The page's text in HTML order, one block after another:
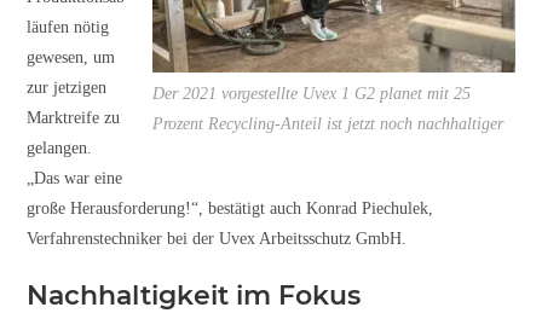
Der 2021 vorgestellte Uvex 1 G2 planet mit 25
Prozent Recycling-Anteil ist jetzt noch nachhaltiger
läufen nötig
gewesen, um
zur jetzigen
Marktreife zu
gelangen.
„Das war eine
große Herausforderung!“, bestätigt auch Konrad Piechulek,
Verfahrenstechniker bei der Uvex Arbeitsschutz GmbH.
Nachhaltigkeit im Fokus